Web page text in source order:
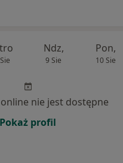
Ndz,
9 Sie
Pon,
10 Sie
nie jest dostępne
Pokaż profil